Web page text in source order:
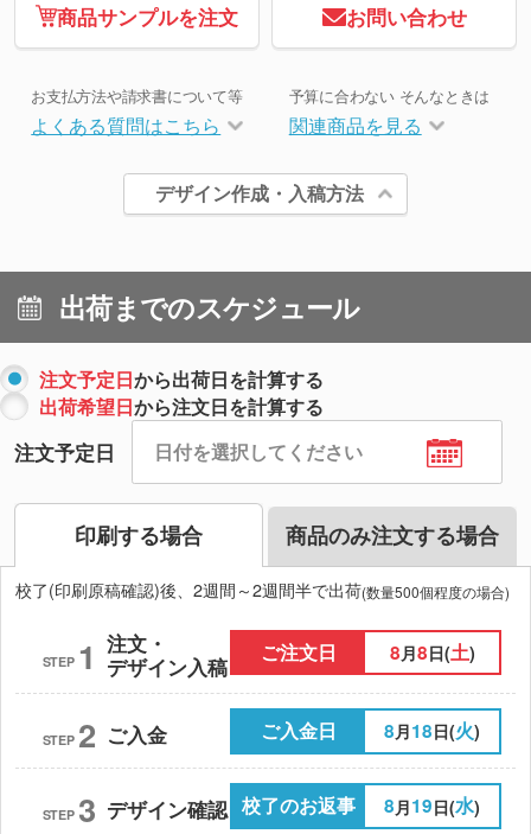
商品サンプルを注文 お問い合わせ
お支払方法や請求書について等
よくある質問はこちら
予算に合わない そんなときは
関連商品を見る
デザイン作成・入稿方法
出荷までのスケジュール
注文予定日から出荷日を計算する
出荷希望日から注文日を計算する
注文予定日
印刷する場合 商品のみ注文する場合
校了(印刷原稿確認)後、2週間～2週間半で出荷(数量500個程度の場合)
STEP 1 注文・
デザイン入稿
ご注文日 8月8日(土)
STEP 2 ご入金 ご入金日 8月18日(火)
STEP 3 デザイン確認 校了のお返事 8 月19日(水)